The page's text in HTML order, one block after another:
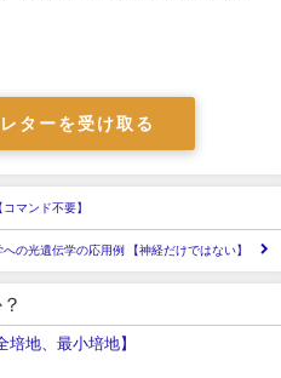
ターを受け取る
マンド不要】
への光遺伝学の応用例 【神経だけではない】
培地、最小培地】